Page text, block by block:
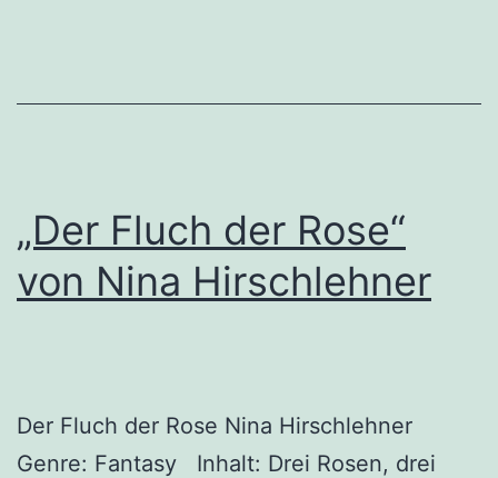
„Der Fluch der Rose“
von Nina Hirschlehner
Der Fluch der Rose Nina Hirschlehner
Genre: Fantasy Inhalt: Drei Rosen, drei